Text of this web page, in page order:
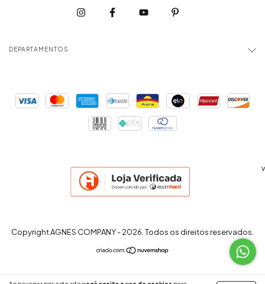
DEPARTAMENTOS
v
Copyright AGNES COMPANY - 2026. Todos os direitos reservados.